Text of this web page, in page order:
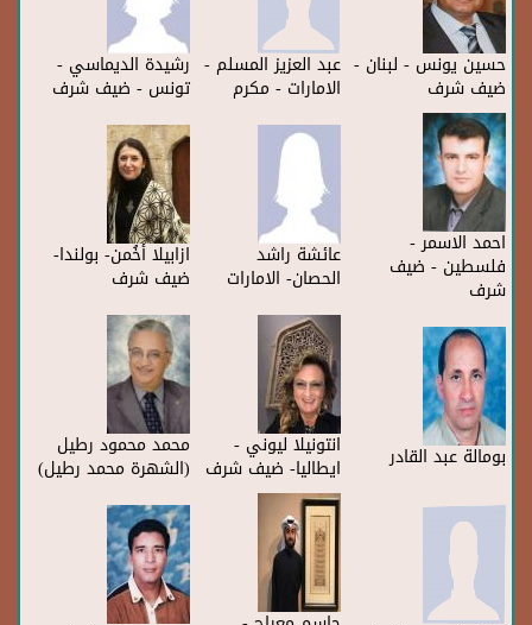
حسين يونس - لبنان -
ضيف شرف
عبد العزيز المسلم -
الامارات - مكرم
رشيدة الديماسي -
تونس - ضيف شرف
احمد الاسمر -
فلسطين - ضيف
شرف
عائشة راشد
الحصان- الامارات
ازابيلا أخُمن- بولندا-
ضيف شرف
بومالة عبد القادر انتونيلا ليوني -
ايطاليا- ضيف شرف
محمد محمود رطيل
(الشهرة محمد رطيل)